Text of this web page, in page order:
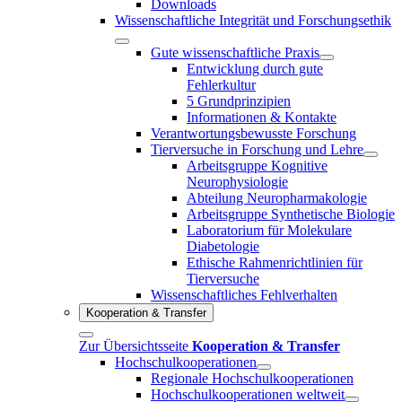
Downloads
Wissenschaftliche Integrität und Forschungsethik
Gute wissenschaftliche Praxis
Entwicklung durch gute
Fehlerkultur
5 Grundprinzipien
Informationen & Kontakte
Verantwortungsbewusste Forschung
Tierversuche in Forschung und Lehre
Arbeitsgruppe Kognitive
Neurophysiologie
Abteilung Neuropharmakologie
Arbeitsgruppe Synthetische Biologie
Laboratorium für Molekulare
Diabetologie
Ethische Rahmenrichtlinien für
Tierversuche
Wissenschaftliches Fehlverhalten
Kooperation & Transfer
Zur Übersichtsseite Kooperation & Transfer
Hochschulkooperationen
Regionale Hochschulkooperationen
Hochschulkooperationen weltweit